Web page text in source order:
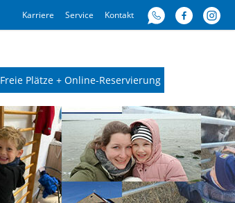
Karriere Service Kontakt
Freie Plätze + Online-Reservierung